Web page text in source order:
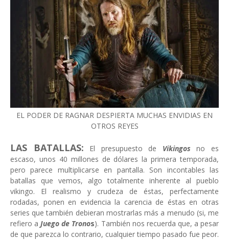
EL PODER DE RAGNAR DESPIERTA MUCHAS ENVIDIAS EN
OTROS REYES
LAS BATALLAS: El presupuesto de Vikingos
no es
escaso, unos 40 millones de dólares la primera temporada,
pero parece multiplicarse en pantalla. Son incontables las
batallas que vemos, algo totalmente inherente al pueblo
vikingo. El realismo y crudeza de éstas, perfectamente
rodadas, ponen en evidencia la carencia de éstas en otras
series que también debieran mostrarlas más a menudo (si, me
refiero aJuego de Tronos). También nos recuerda que, a pesar
de que parezca lo contrario, cualquier tiempo pasado fue peor.